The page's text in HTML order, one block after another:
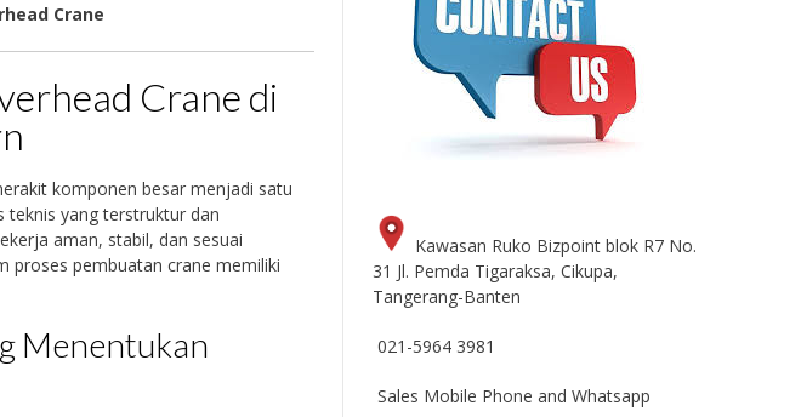
Crane
Crane di
komponen besar menjadi satu
teknis yang terstruktur dan
aman, stabil, dan sesuai
proses pembuatan crane memiliki
Menentukan
Kawasan Ruko Bizpoint blok R7 No.
31 Jl. Pemda Tigaraksa, Cikupa,
Tangerang-Banten
021-5964 3981
Sales Mobile Phone and Whatsapp